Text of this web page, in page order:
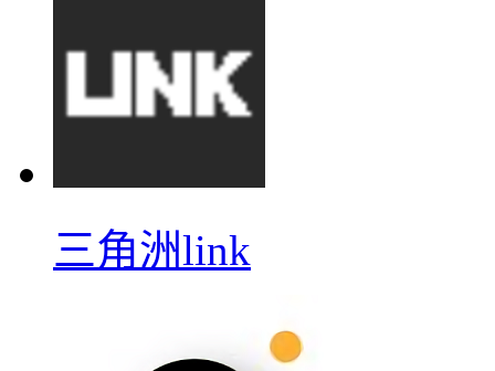
三角洲link